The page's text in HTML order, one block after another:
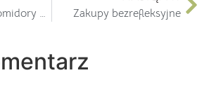
EKO suszone pomidory od Zdrowe Odchudzanie Zakupy bezrefleksyjne